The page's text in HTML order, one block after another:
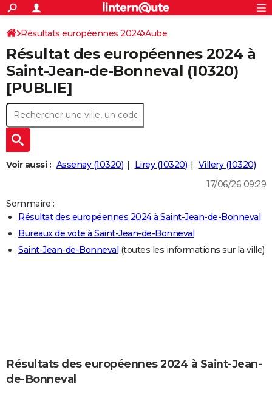
ACTUALITÉS
Politique
Société
Faits Divers
Education
Monde
Villes
+
SPORT
Coupe du monde 2026
Football
Tennis
Cyclisme
Rugby
Forum
CULTURE
Programme TV
TNT
Streaming
Cinéma
Sorties cinéma
Musique
+FINANCE
Retraite
Impôts
Epargne
Immobilier
Risques naturels par ville
Banque
Assurance
CréditAUTO
Essais
Réserver un essai
Citadines
Berlines
SUV
Forum auto
+HIGH-TECH
Mobiles
Meilleur smartphone
Internet
Ordinateurs
Jeux vidéo
Guide high-tech
+
BRICOLAGE
Guides de France
Escapades
Patrimoine
Expositions
Musées
Week-end nature
+LIFESTYLE
Art de vivre
Bien-être
Loisirs
Mode
Modes de vie
SANTE
CARTE DE VOEUX
Carte de Noël
Carte Bonne année
Carte Saint-Valentin
Carte Pâques
Carte d'anniversaire
DICTIONNAIRE
S'inscrire
Connexion
Résultats européennes 2024 Aube
Résultat des européennes 2024 à
Saint-Jean-de-Bonneval (10320)
[PUBLIE]
Voir aussi : Assenay (10320) Lirey (10320)
Villery (10320)
17/06/26 09:29
Sommaire :
Résultat des européennes 2024 à Saint-Jean-de-Bonneval
Bureaux de vote à Saint-Jean-de-Bonneval
Saint-Jean-de-Bonneval (toutes les informations sur la ville)
Résultats des européennes 2024 à Saint-Jean-
de-Bonneval